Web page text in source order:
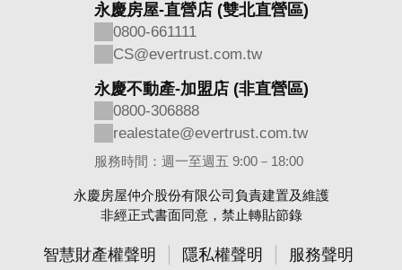
永慶房屋-直營店 (雙北直營區)
0800-661111
CS@evertrust.com.tw
永慶不動產-加盟店 (非直營區)
0800-306888
realestate@evertrust.com.tw
服務時間：週一至週五 9:00－18:00
永慶房屋仲介股份有限公司負責建置及維護
非經正式書面同意，禁止轉貼節錄
智慧財產權聲明 隱私權聲明 服務聲明